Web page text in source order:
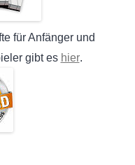
für Anfänger und
gibt es hier.